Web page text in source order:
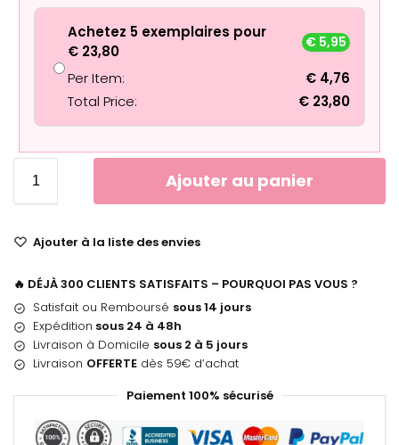
Achetez 5 exemplaires pour
€ 23,80
€ 5,95
Per Item: € 4,76
Total Price:
€ 23,80
Ajouter au panier
Ajouter à la liste des envies
🔥 DÉJÀ 300 CLIENTS SATISFAITS – POURQUOI PAS VOUS ?
Satisfait ou Remboursé sous 14 jours
Expédition sous 24 à 48h
Livraison à Domicile sous 2 à 5 jours
Livraison OFFERTE dès 59€ d’achat
Paiement 100% sécurisé